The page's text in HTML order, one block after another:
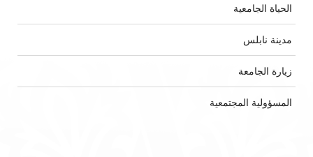
الحياة الجامعية
مدينة نابلس
زيارة الجامعة
المسؤولية المجتمعية